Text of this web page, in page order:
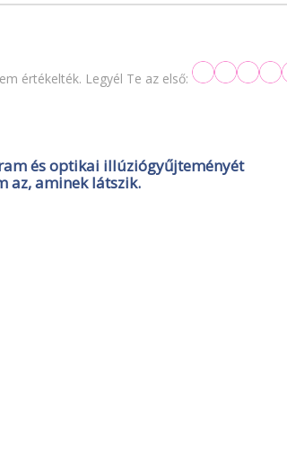
értékelték. Legyél Te az első:
és optikai illúziógyűjteményét
az, aminek látszik.